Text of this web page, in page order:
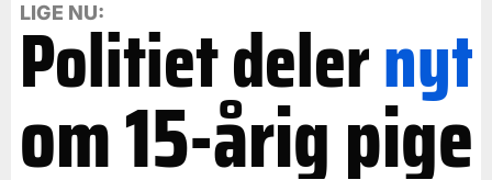
LIGE NU:
Politiet delernyt
om 15-årig pige